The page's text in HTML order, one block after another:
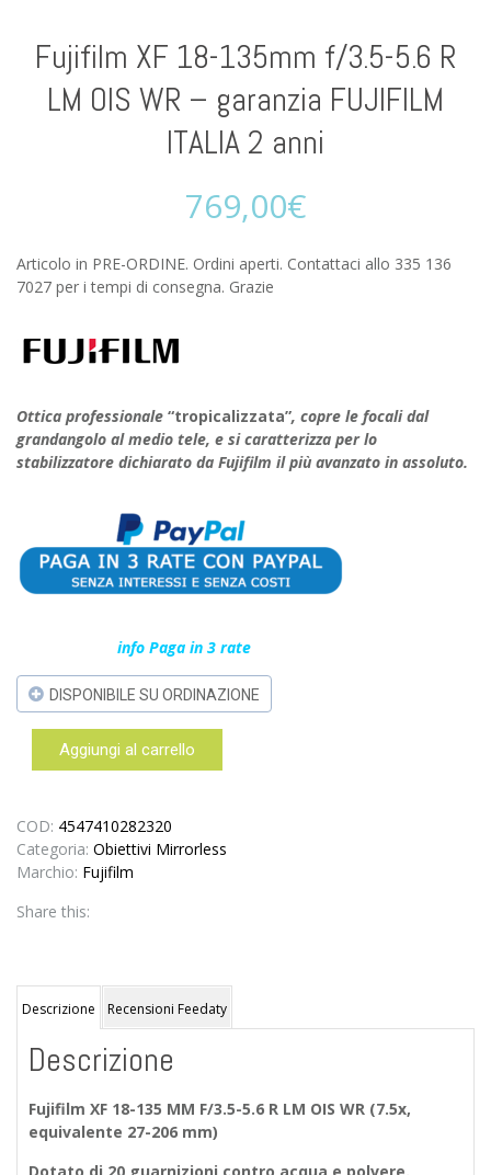
Fujifilm XF 18-135mm f/3.5-5.6 R
LM OIS WR – garanzia FUJIFILM
ITALIA 2 anni
769,00€
Articolo in PRE-ORDINE. Ordini aperti. Contattaci allo 335 136
7027 per i tempi di consegna. Grazie
Ottica professionale “tropicalizzata”, copre le focali dal
grandangolo al medio tele, e si caratterizza per lo
stabilizzatore dichiarato da Fujifilm il più avanzato in assoluto.
info Paga in 3 rate
DISPONIBILE SU ORDINAZIONE
Fujifilm
135mm
f/3.5-
5.6
LM
-
garanzia
ITALIA
anni
quantità
Aggiungi al carrello
COD: 4547410282320
Categoria: Obiettivi Mirrorless
Marchio: Fujifilm
Share this:
Descrizione Recensioni Feedaty
Descrizione
Fujifilm XF 18-135 MM F/3.5-5.6 R LM OIS WR (7.5x,
equivalente 27-206 mm)